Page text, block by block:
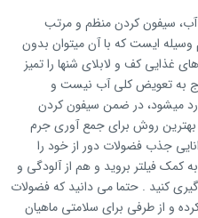
سیفون کردن منظم و مرتب
ایست که با آن میتوان بدون
غذایی کف و لابلای شنها را تمیز
به تعویض کلی آب نیست و
میشود، در ضمن سیفون کردن
بهترین روش برای جمع آوری جرم
جذب فضولات دور از خود را
فیلتر بروید و هم از آلودگی و
کنید . حتما می دانید که فضولات
و از طرفی برای سلامتی ماهیان